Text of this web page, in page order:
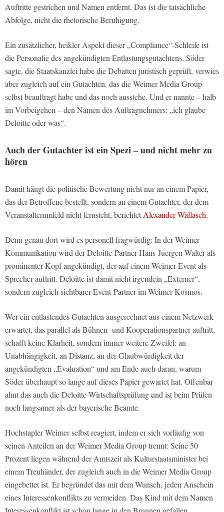
Auftritte gestrichen und Namen entfernt. Das ist die tatsächliche
Abfolge, nicht die rhetorische Beruhigung.
Ein zusätzlicher, heikler Aspekt dieser „Compliance“-Schleife ist
die Personalie des angekündigten Entlastungsgutachtens. Söder
sagte, die Staatskanzlei habe die Debatten juristisch geprüft, verwies
aber zugleich auf ein Gutachten, das die Weimer Media Group
selbst beauftragt habe und das noch ausstehe. Und er nannte – halb
im Vorbeigehen – den Namen des Auftragnehmers: „ich glaube
Deloitte oder was“.
Auch der Gutachter ist ein Spezi – und nicht mehr zu
hören
Damit hängt die politische Bewertung nicht nur an einem Papier,
das der Betroffene bestellt, sondern an einem Gutachter, der dem
Veranstalterumfeld nicht fernsteht, berichtetAlexander Wallasch.
Denn genau dort wird es personell fragwürdig: In der Weimer-
Kommunikation wird der Deloitte-Partner Hans-Juergen Walter als
prominenter Kopf angekündigt, der auf einem Weimer-Event als
Sprecher auftritt. Deloitte ist damit nicht irgendein „Externer“,
sondern zugleich sichtbarer Event-Partner im Weimer-Kosmos.
Wer ein entlastendes Gutachten ausgerechnet aus einem Netzwerk
erwartet, das parallel als Bühnen- und Kooperationspartner auftritt,
schafft keine Klarheit, sondern immer weitere Zweifel: an
Unabhängigkeit, an Distanz, an der Glaubwürdigkeit der
angekündigten „Evaluation“ und am Ende auch daran, warum
Söder überhaupt so lange auf dieses Papier gewartet hat. Offenbar
ahnt das auch die Deloitte-Wirtschaftsprüfung und ist beim Prüfen
noch langsamer als der bayerische Beamte.
Hochstapler Weimer selbst reagiert, indem er sich vorläufig von
seinen Anteilen an der Weimer Media Group trennt: Seine 50
Prozent liegen während der Amtszeit als Kulturstaatsminister bei
einem Treuhänder, der zugleich auch in die Weimer Media Group
eingebettet ist. Er begründet das mit dem Wunsch, jeden Anschein
eines Interessenkonflikts zu vermeiden. Das Kind mit dem Namen